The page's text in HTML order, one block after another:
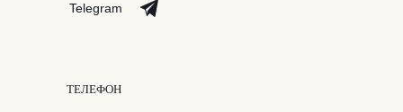
Telegram
ТЕЛЕФОН